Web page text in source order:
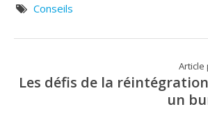
Conseils
Article
Les défis de la
un